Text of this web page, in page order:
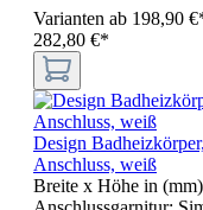
Varianten ab 198,90
282,80 €*
Design
Anschluss, weiß
Breite x Höhe in